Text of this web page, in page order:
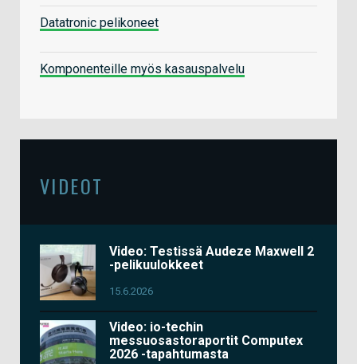
Datatronic pelikoneet
Komponenteille myös kasauspalvelu
VIDEOT
Video: Testissä Audeze Maxwell 2
-pelikuulokkeet
15.6.2026
Video: io-techin
messuosastoraportit Computex
2026 -tapahtumasta